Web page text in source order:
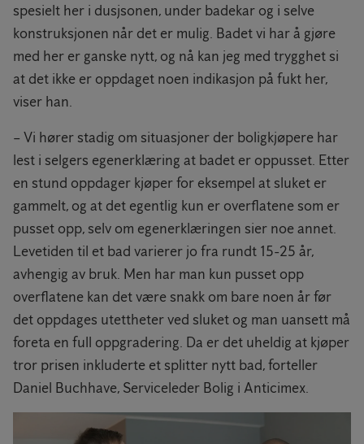
spesielt her i dusjsonen, under badekar og i selve
konstruksjonen når det er mulig. Badet vi har å gjøre
med her er ganske nytt, og nå kan jeg med trygghet si
at det ikke er oppdaget noen indikasjon på fukt her,
viser han.
– Vi hører stadig om situasjoner der boligkjøpere har
lest i selgers egenerklæring at badet er oppusset. Etter
en stund oppdager kjøper for eksempel at sluket er
gammelt, og at det egentlig kun er overflatene som er
pusset opp, selv om egenerklæringen sier noe annet.
Levetiden til et bad varierer jo fra rundt 15-25 år,
avhengig av bruk. Men har man kun pusset opp
overflatene kan det være snakk om bare noen år før
det oppdages utettheter ved sluket og man uansett må
foreta en full oppgradering. Da er det uheldig at kjøper
tror prisen inkluderte et splitter nytt bad, forteller
Daniel Buchhave, Serviceleder Bolig i Anticimex.